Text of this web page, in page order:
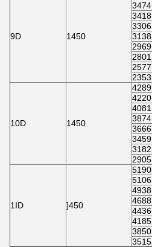
9D 1450
3474
3418
3306
3138
2969
2801
2577
2353
10D 1450
4289
4220
4081
3874
3666
3459
3182
2905
1ID ]450
5190
5106
4938
4688
4436
4185
3850
3515